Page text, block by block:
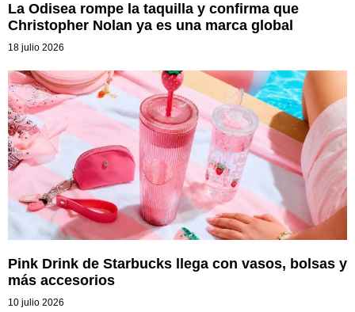
La Odisea rompe la taquilla y confirma que
Christopher Nolan ya es una marca global
18 julio 2026
Pink Drink de Starbucks llega con vasos, bolsas y
más accesorios
10 julio 2026